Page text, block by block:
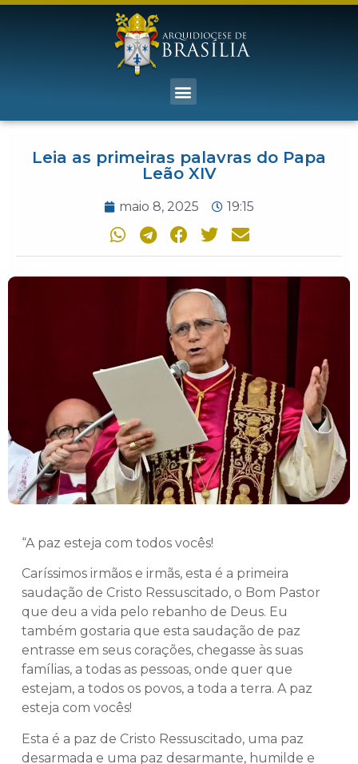
Leia as primeiras palavras do Papa
Leão XIV
maio 8, 2025 19:15
“A paz esteja com todos vocês!
Caríssimos irmãos e irmãs, esta é a primeira
saudação de Cristo Ressuscitado, o Bom Pastor
que deu a vida pelo rebanho de Deus. Eu
também gostaria que esta saudação de paz
entrasse em seus corações, chegasse às suas
famílias, a todas as pessoas, onde quer que
estejam, a todos os povos, a toda a terra. A paz
esteja com vocês!
Esta é a paz de Cristo Ressuscitado, uma paz
desarmada e uma paz desarmante, humilde e